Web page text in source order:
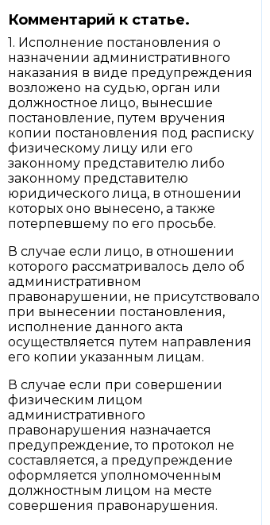
Комментарий к статье.
1. Исполнение постановления о
назначении административного
наказания в виде предупреждения
возложено на судью, орган или
должностное лицо, вынесшие
постановление, путем вручения
копии постановления под расписку
физическому лицу или его
законному представителю либо
законному представителю
юридического лица, в отношении
которых оно вынесено, а также
потерпевшему по его просьбе.
В случае если лицо, в отношении
которого рассматривалось дело об
административном
правонарушении, не присутствовало
при вынесении постановления,
исполнение данного акта
осуществляется путем направления
его копии указанным лицам.
В случае если при совершении
физическим лицом
административного
правонарушения назначается
предупреждение, то протокол не
составляется, а предупреждение
оформляется уполномоченным
должностным лицом на месте
совершения правонарушения.